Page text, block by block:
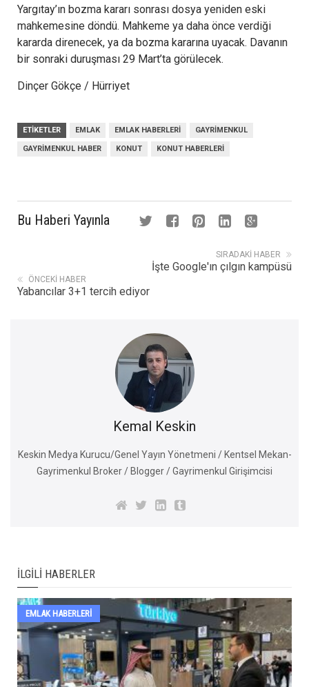
Yargıtay’ın bozma kararı sonrası dosya yeniden eski
mahkemesine döndü. Mahkeme ya daha önce verdiği
kararda direnecek, ya da bozma kararına uyacak. Davanın
bir sonraki duruşması 29 Mart’ta görülecek.
Dinçer Gökçe / Hürriyet
ETIKETLER EMLAK EMLAK HABERLERI GAYRIMENKUL
GAYRIMENKUL HABER KONUT KONUT HABERLERI
Bu Haberi Yayınla
SIRADAKI HABER
İşte Google'ın çılgın kampüsü
ÖNCEKI HABER
Yabancılar 3+1 tercih ediyor
Kemal Keskin
Keskin Medya Kurucu/Genel Yayın Yönetmeni / Kentsel Mekan-
Gayrimenkul Broker / Blogger / Gayrimenkul Girişimcisi
İLGILI HABERLER
EMLAK HABERLERI